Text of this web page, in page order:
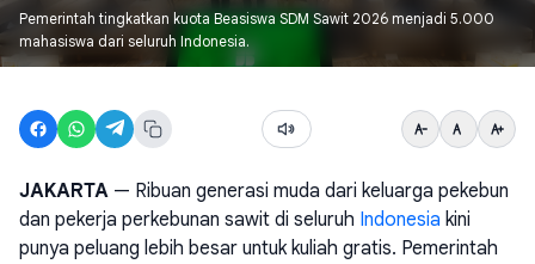
Pemerintah tingkatkan kuota Beasiswa SDM Sawit 2026 menjadi 5.000
mahasiswa dari seluruh Indonesia.
JAKARTA — Ribuan generasi muda dari keluarga pekebun
dan pekerja perkebunan sawit di seluruh Indonesia kini
punya peluang lebih besar untuk kuliah gratis. Pemerintah